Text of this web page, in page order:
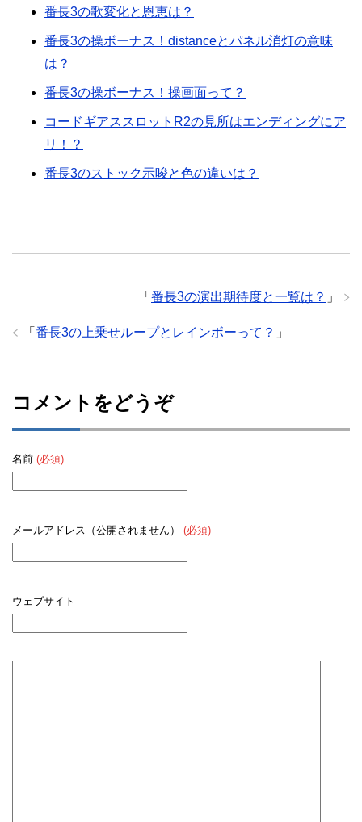
番長3の歌変化と恩恵は？
番長3の操ボーナス！distanceとパネル消灯の意味
は？
番長3の操ボーナス！操画面って？
コードギアススロットR2の見所はエンディングにア
リ！？
番長3のストック示唆と色の違いは？
「 番長3の演出期待度と一覧は？ 」
「 番長3の上乗せループとレインボーって？ 」
コメントをどうぞ
名前 (必須)
メールアドレス（公開されません） (必須)
ウェブサイト